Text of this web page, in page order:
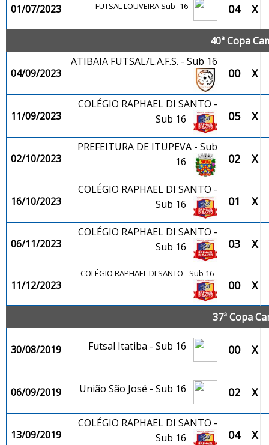
01/07/2023 FUTSAL LOUVEIRA Sub -16 04 X
40ª Copa
04/09/2023
ATIBAIA FUTSAL/L.A.F.S. - Sub 16
00 X
11/09/2023
COLÉGIO RAPHAEL DI SANTO -
Sub 16
05 X
02/10/2023
PREFEITURA DE ITUPEVA - Sub
16
02 X
16/10/2023
COLÉGIO RAPHAEL DI SANTO -
Sub 16
01 X
06/11/2023
COLÉGIO RAPHAEL DI SANTO -
Sub 16
03 X
11/12/2023
COLÉGIO RAPHAEL DI SANTO - Sub 16
00 X
37ª Copa
30/08/2019 Futsal Itatiba - Sub 16 00 X
06/09/2019 União São José - Sub 16 02 X
13/09/2019
COLÉGIO RAPHAEL DI SANTO -
Sub 16
04 X